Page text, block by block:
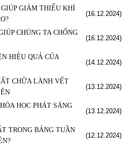
GIẢM THIỂU KHÍ
(16.12.2024)
CHÚNG TA CHỐNG
(16.12.2024)
HIỆU QUẢ CỦA
(14.12.2024)
CHỮA LÀNH VẾT
(13.12.2024)
HỌC PHÁT SÁNG
(13.12.2024)
TRONG BẢNG TUẦN
(12.12.2024)